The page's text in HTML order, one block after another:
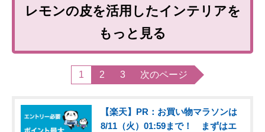
レモンの皮を活用したインテリアを
もっと見る
1 2 3 次のページ
【楽天】PR：お買い物マラソンは
8/11（火）01:59まで！ まずはエ